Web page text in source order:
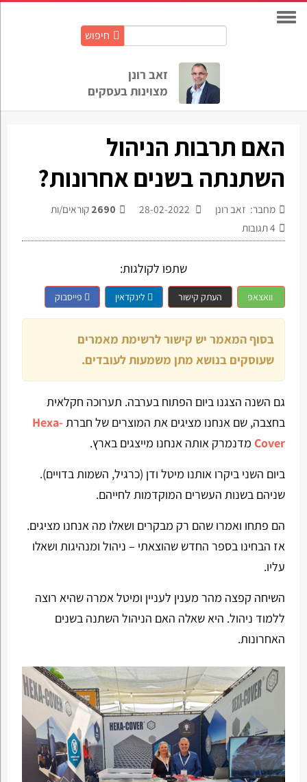
חיפוש
זאב רונן
מצוינות בעסקים
האם תרבות הניהול
השתנתה בשנים אחרונות?
מחבר: זאב רונן 2690 קוראים/ות
4תגובות
שתפו לקולגות:
וואצאפ העתק קישור לינקדאין פייסבוק
בסוף המאמר יש קישור לרשימת מאמרים
שעוסקים בנושא מתן משמעות לעובדים.
גם השנה הצגנו ביום הפתוח בערבה. תערוכה חקלאית
בחצבה, שם אנחנו מציגים את המוצרים של חברתHexa-
Cover מדנמרק אותה אנחנו מייצגים בארץ.
ביום השני ביקרו אותנו מיטל ודן (כרגיל, השמות בדויים).
שניהם בשנות העשרים המוקדמות לחייהם.
הם פתחו ואמרו שהם רק מבקרים ושאלו מה אנחנו מציגים.
אז הבחינו בספר החדש שהוצאתי – ניהול ומנהיגות ושאלו
עליו.
השיחה קפצה מהר מענין לעניין ומיטל אמרה שהיא רוצה
ללמוד ניהול. היא שאלה האם הניהול השתנה בשנים
האחרונות.